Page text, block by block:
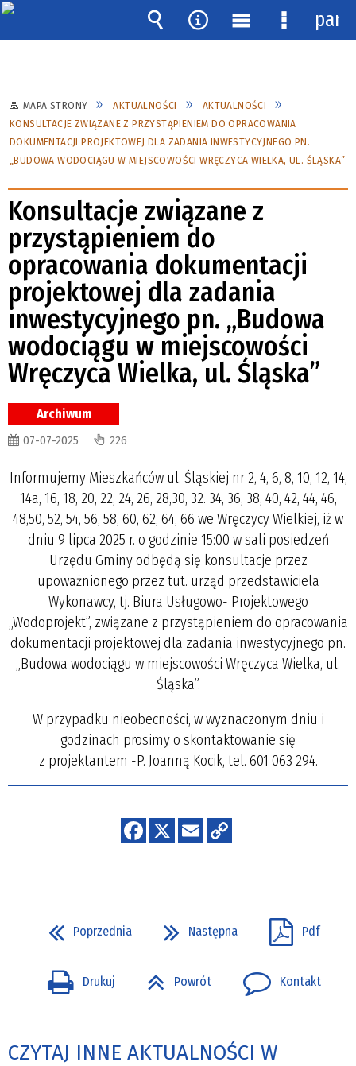
MAPA STRONY AKTUALNOŚCI
AKTUALNOŚCI
KONSULTACJE ZWIĄZANE Z PRZYSTĄPIENIEM DO OPRACOWANIA
DOKUMENTACJI PROJEKTOWEJ DLA ZADANIA INWESTYCYJNEGO PN.
„BUDOWA WODOCIĄGU W MIEJSCOWOŚCI WRĘCZYCA WIELKA, UL. ŚLĄSKA”
Konsultacje związane z
przystąpieniem do
opracowania dokumentacji
projektowej dla zadania
inwestycyjnego pn. „Budowa
wodociągu w miejscowości
Wręczyca Wielka, ul. Śląska”
Archiwum
07-07-2025 226
Informujemy Mieszkańców ul. Śląskiej nr 2, 4, 6, 8, 10, 12, 14,
14a, 16, 18, 20, 22, 24, 26, 28,30, 32. 34, 36, 38, 40, 42, 44, 46,
48,50, 52, 54, 56, 58, 60, 62, 64, 66 we Wręczycy Wielkiej, iż w
dniu 9 lipca 2025 r. o godzinie 15:00 w sali posiedzeń
Urzędu Gminy odbędą się konsultacje przez
upoważnionego przez tut. urząd przedstawiciela
Wykonawcy, tj. Biura Usługowo- Projektowego
„Wodoprojekt”, związane z przystąpieniem do opracowania
dokumentacji projektowej dla zadania inwestycyjnego pn.
„Budowa wodociągu w miejscowości Wręczyca Wielka, ul.
Śląska”.
W przypadku nieobecności, w wyznaczonym dniu i
godzinach prosimy o skontaktowanie się
z projektantem -P. Joanną Kocik, tel. 601 063 294.
Poprzednia Następna Pdf
Drukuj Powrót Kontakt
CZYTAJ INNE AKTUALNOŚCI W
Wyszukiwarka
Narzędzia
MenuMenu